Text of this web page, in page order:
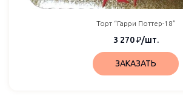
Торт “Гарри Поттер-18”
3 270₽/шт.
ЗАКАЗАТЬ